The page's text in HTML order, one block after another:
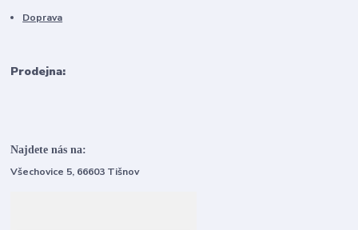
Doprava
Prodejna:
Najdete nás na:
Všechovice 5, 66603 Tišnov